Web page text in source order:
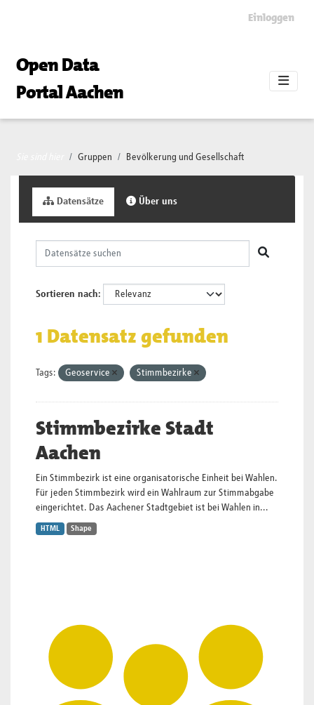
Einloggen
Open Data
Portal Aachen
Gruppen Bevölkerung und Gesellschaft
Datensätze Über uns
Sortieren nach
1 Datensatz gefunden
Tags: Geoservice Stimmbezirke
Stimmbezirke Stadt
Aachen
Ein Stimmbezirk ist eine organisatorische Einheit bei Wahlen.
Für jeden Stimmbezirk wird ein Wahlraum zur Stimmabgabe
eingerichtet. Das Aachener Stadtgebiet ist bei Wahlen in...
HTML Shape